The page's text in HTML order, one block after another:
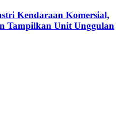
Kendaraan Komersial,
Tampilkan Unit Unggulan